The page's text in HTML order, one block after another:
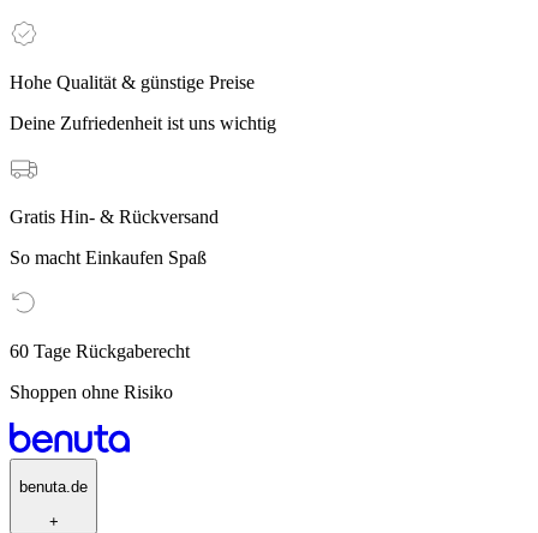
Hohe Qualität & günstige Preise
Deine Zufriedenheit ist uns wichtig
Gratis Hin- & Rückversand
So macht Einkaufen Spaß
60 Tage Rückgaberecht
Shoppen ohne Risiko
benuta.de
+